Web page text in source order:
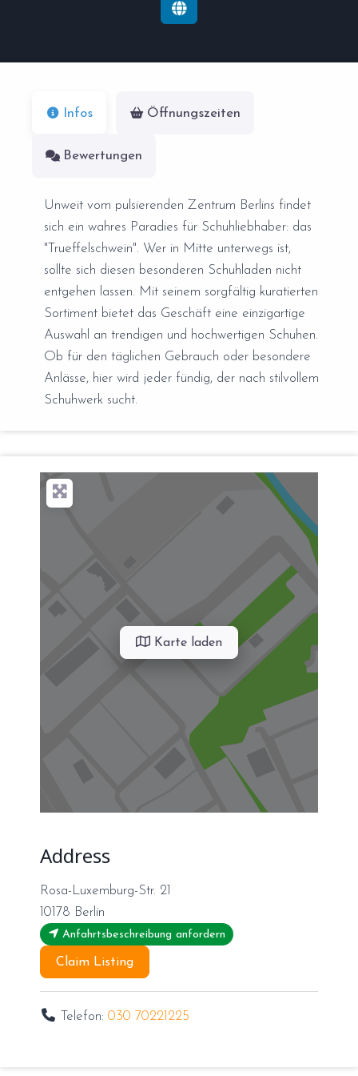
Infos Öffnungszeiten
Bewertungen
Unweit vom pulsierenden Zentrum Berlins findet
sich ein wahres Paradies für Schuhliebhaber: das
"Trueffelschwein". Wer in Mitte unterwegs ist,
sollte sich diesen besonderen Schuhladen nicht
entgehen lassen. Mit seinem sorgfältig kuratierten
Sortiment bietet das Geschäft eine einzigartige
Auswahl an trendigen und hochwertigen Schuhen.
Ob für den täglichen Gebrauch oder besondere
Anlässe, hier wird jeder fündig, der nach stilvollem
Schuhwerk sucht.
Karte laden
Address
Rosa-Luxemburg-Str. 21
10178 Berlin
Anfahrtsbeschreibung anfordern
Claim Listing
Telefon:030 70221225